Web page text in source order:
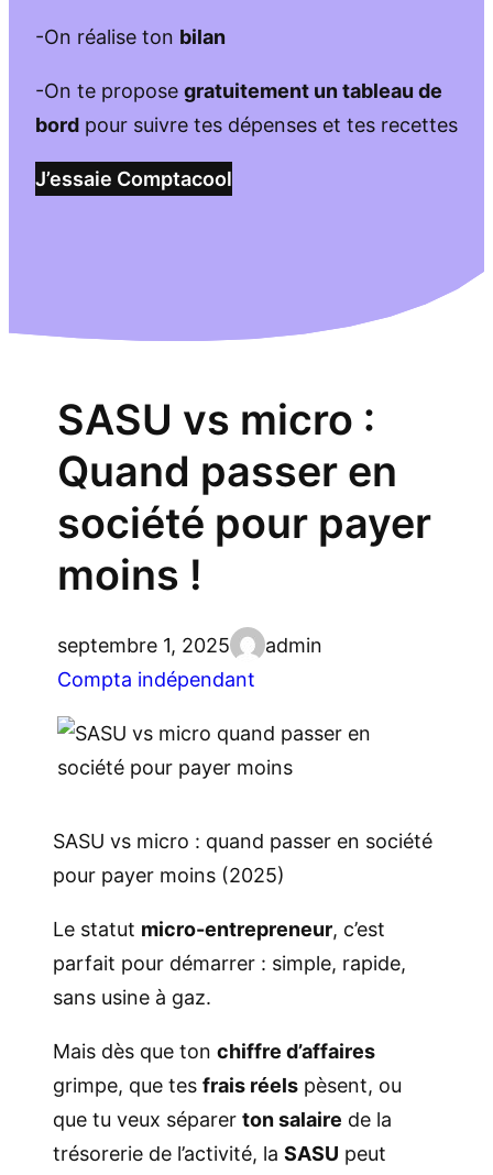
-On réalise ton bilan
-On te propose gratuitement un tableau de
bord pour suivre tes dépenses et tes recettes
J’essaie Comptacool
SASU vs micro :
Quand passer en
société pour payer
moins !
septembre 1, 2025
admin
Compta indépendant
SASU vs micro : quand passer en société
pour payer moins (2025)
Le statut micro-entrepreneur, c’est
parfait pour démarrer : simple, rapide,
sans usine à gaz.
Mais dès que ton chiffre d’affaires
grimpe, que tes frais réels pèsent, ou
que tu veux séparer ton salaire de la
trésorerie de l’activité, la SASU peut